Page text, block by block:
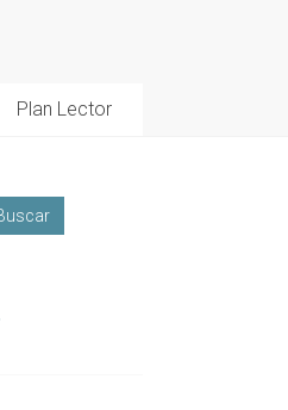
Plan Lector